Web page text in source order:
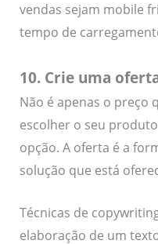
vendas sejam mobile
tempo de
10. Crie uma
Não é apenas o preço
escolher o seu
opção. A oferta é a
solução que está
Técnicas de
elaboração de um